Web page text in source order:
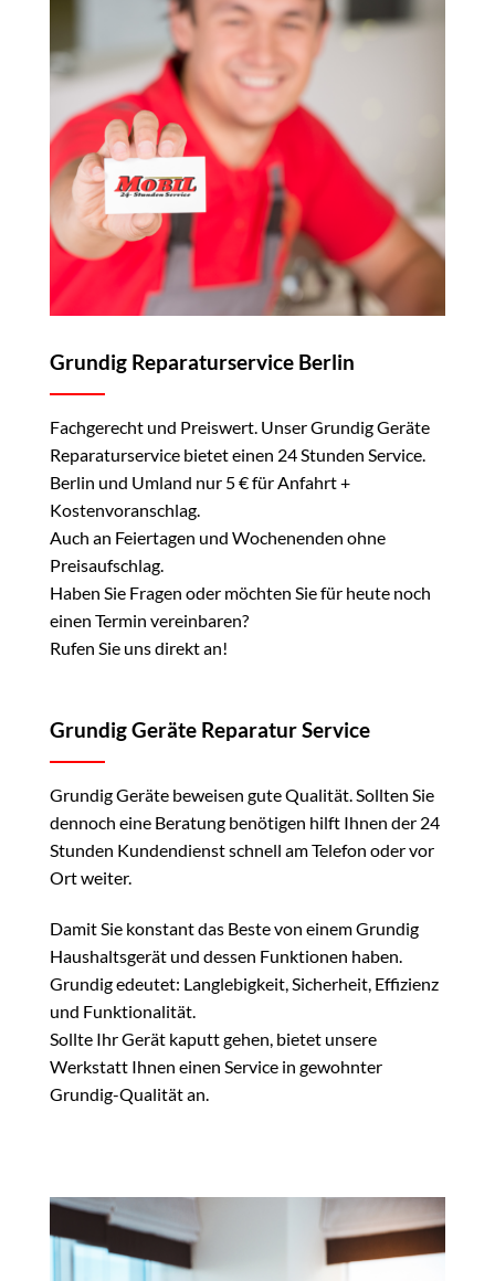
Grundig Reparaturservice Berlin
Fachgerecht und Preiswert. Unser Grundig Geräte
Reparaturservice bietet einen 24 Stunden Service.
Berlin und Umland nur 5 € für Anfahrt +
Kostenvoranschlag.
Auch an Feiertagen und Wochenenden ohne
Preisaufschlag.
Haben Sie Fragen oder möchten Sie für heute noch
einen Termin vereinbaren?
Rufen Sie uns direkt an!
Grundig Geräte Reparatur Service
Grundig Geräte beweisen gute Qualität. Sollten Sie
dennoch eine Beratung benötigen hilft Ihnen der 24
Stunden Kundendienst schnell am Telefon oder vor
Ort weiter.
Damit Sie konstant das Beste von einem Grundig
Haushaltsgerät und dessen Funktionen haben.
Grundig edeutet: Langlebigkeit, Sicherheit, Effizienz
und Funktionalität.
Sollte Ihr Gerät kaputt gehen, bietet unsere
Werkstatt Ihnen einen Service in gewohnter
Grundig-Qualität an.